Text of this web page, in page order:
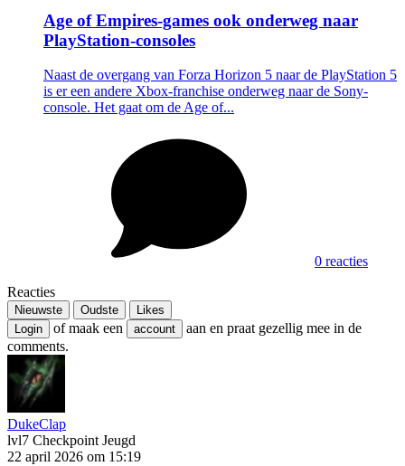
Age of Empires-games ook onderweg naar
PlayStation-consoles
Naast de overgang van Forza Horizon 5 naar de PlayStation 5
is er een andere Xbox-franchise onderweg naar de Sony-
console. Het gaat om de Age of...
0 reacties
Reacties
Nieuwste Oudste
Likes
Login
of maak een account
aan en praat gezellig mee in de
comments.
DukeClap
lvl7 Checkpoint Jeugd
22 april 2026 om 15:19